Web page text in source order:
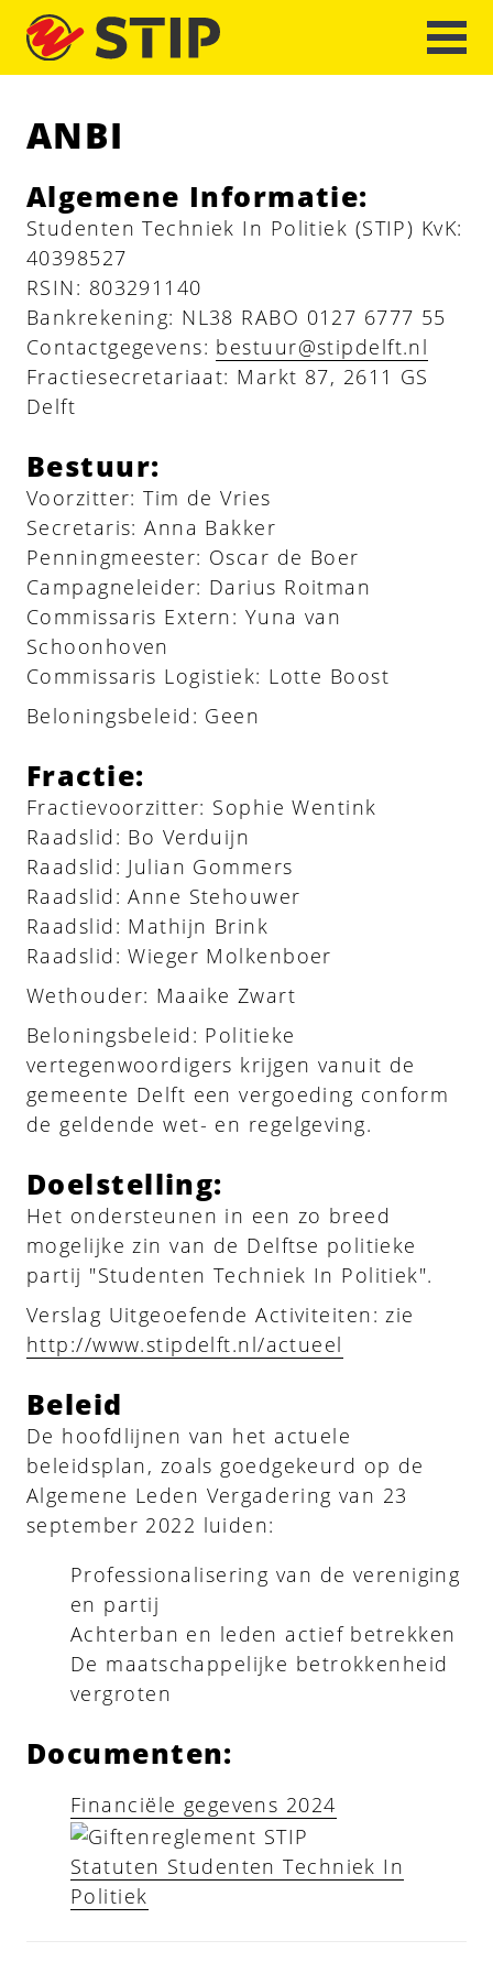
ANBI
Algemene Informatie:
Studenten Techniek In Politiek (STIP) KvK:
40398527
RSIN: 803291140
Bankrekening: NL38 RABO 0127 6777 55
Contactgegevens: bestuur@stipdelft.nl
Fractiesecretariaat: Markt 87, 2611 GS
Delft
Bestuur:
Voorzitter: Tim de Vries
Secretaris: Anna Bakker
Penningmeester: Oscar de Boer
Campagneleider: Darius Roitman
Commissaris Extern: Yuna van
Schoonhoven
Commissaris Logistiek: Lotte Boost
Beloningsbeleid: Geen
Fractie:
Fractievoorzitter: Sophie Wentink
Raadslid: Bo Verduijn
Raadslid: Julian Gommers
Raadslid: Anne Stehouwer
Raadslid: Mathijn Brink
Raadslid: Wieger Molkenboer
Wethouder: Maaike Zwart
Beloningsbeleid: Politieke
vertegenwoordigers krijgen vanuit de
gemeente Delft een vergoeding conform
de geldende wet- en regelgeving.
Doelstelling:
Het ondersteunen in een zo breed
mogelijke zin van de Delftse politieke
partij "Studenten Techniek In Politiek".
Verslag Uitgeoefende Activiteiten: zie
http://www.stipdelft.nl/actueel
Beleid
De hoofdlijnen van het actuele
beleidsplan, zoals goedgekeurd op de
Algemene Leden Vergadering van 23
september 2022 luiden:
Professionalisering van de vereniging
en partij
Achterban en leden actief betrekken
De maatschappelijke betrokkenheid
vergroten
Documenten:
Financiële gegevens 2024
Statuten Studenten Techniek In
Politiek